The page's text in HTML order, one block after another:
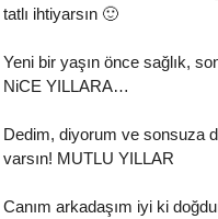
tatlı ihtiyarsın 🙂
Yeni bir yaşın önce sağlık,
NiCE YILLARA…
Dedim, diyorum ve sonsuza
varsın! MUTLU YILLAR
Canım arkadaşım iyi ki